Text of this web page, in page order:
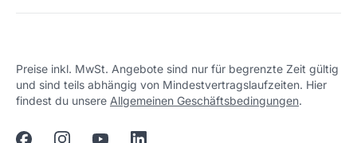
Preise inkl. MwSt. Angebote sind nur für begrenzte Zeit gültig
und sind teils abhängig von Mindestvertragslaufzeiten. Hier
findest du unsere Allgemeinen Geschäftsbedingungen.